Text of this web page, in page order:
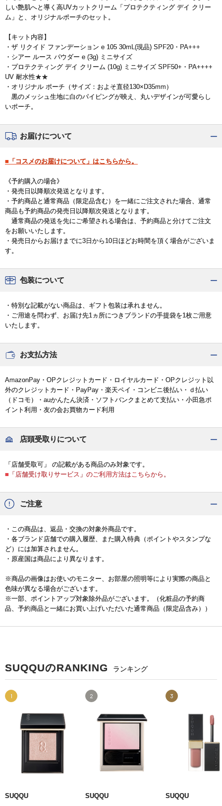
しい艶肌へと導く高UVカットクリーム「プロテクティング デイ クリー
ム」と、オリジナルポーチのセット。
【キット内容】
・ザ リクイド ファンデーション e 105 30mL(現品) SPF20・PA+++
・シアー ルース パウダー e (3g) ミニサイズ
・プロテクティング デイ クリーム (10g) ミニサイズ SPF50+・PA++++
UV 耐水性★★
・オリジナル ポーチ（サイズ：およそ直径130×D35mm）
黒のメッシュ生地に白のパイピングが映え、丸いデザインが可愛らし
いポーチ。
お届けについて
■「コスメのお届けについて」はこちらから。
《予約購入の場合》
・発売日以降順次発送となります。
・予約商品と通常商品（限定品含む）を一緒にご注文された場合、通常
商品も予約商品の発売日以降順次発送となります。
通常商品の発送を先にご希望される場合は、予約商品と分けてご注文
をお願いいたします。
・発売日からお届けまでに3日から10日ほどお時間を頂く場合がございま
す。
包装について
・特別な記載がない商品は、ギフト包装は承れません。
・ご用途を問わず、お届け先1ヵ所につきブランドの手提袋を1枚ご用意
いたします。
お支払方法
AmazonPay・OPクレジットカード・ロイヤルカード・OPクレジット以
外のクレジットカード・PayPay・楽天ペイ・コンビニ後払い・ｄ払い
（ドコモ）・auかんたん決済・ソフトバンクまとめて支払い・小田急ポ
イント利用・友の会お買物カード利用
店頭受取りについて
「店舗受取可」 の記載がある商品のみ対象です。
■「店舗受け取りサービス」のご利用方法はこちらから。
ご注意
・この商品は、返品・交換の対象外商品です。
・各ブランド店舗での購入履歴、また購入特典（ポイントやスタンプな
ど）には加算されません。
・原産国は商品により異なります。
※商品の画像はお使いのモニター、お部屋の照明等により実際の商品と
色味が異なる場合がございます。
※一部、ポイントアップ対象除外品がございます。（化粧品の予約商
品、予約商品と一緒にお買い上げいただいた通常商品（限定品含み））
SUQQUのRANKING ランキング
1
SUQQU
2
SUQQU
3
SUQQU